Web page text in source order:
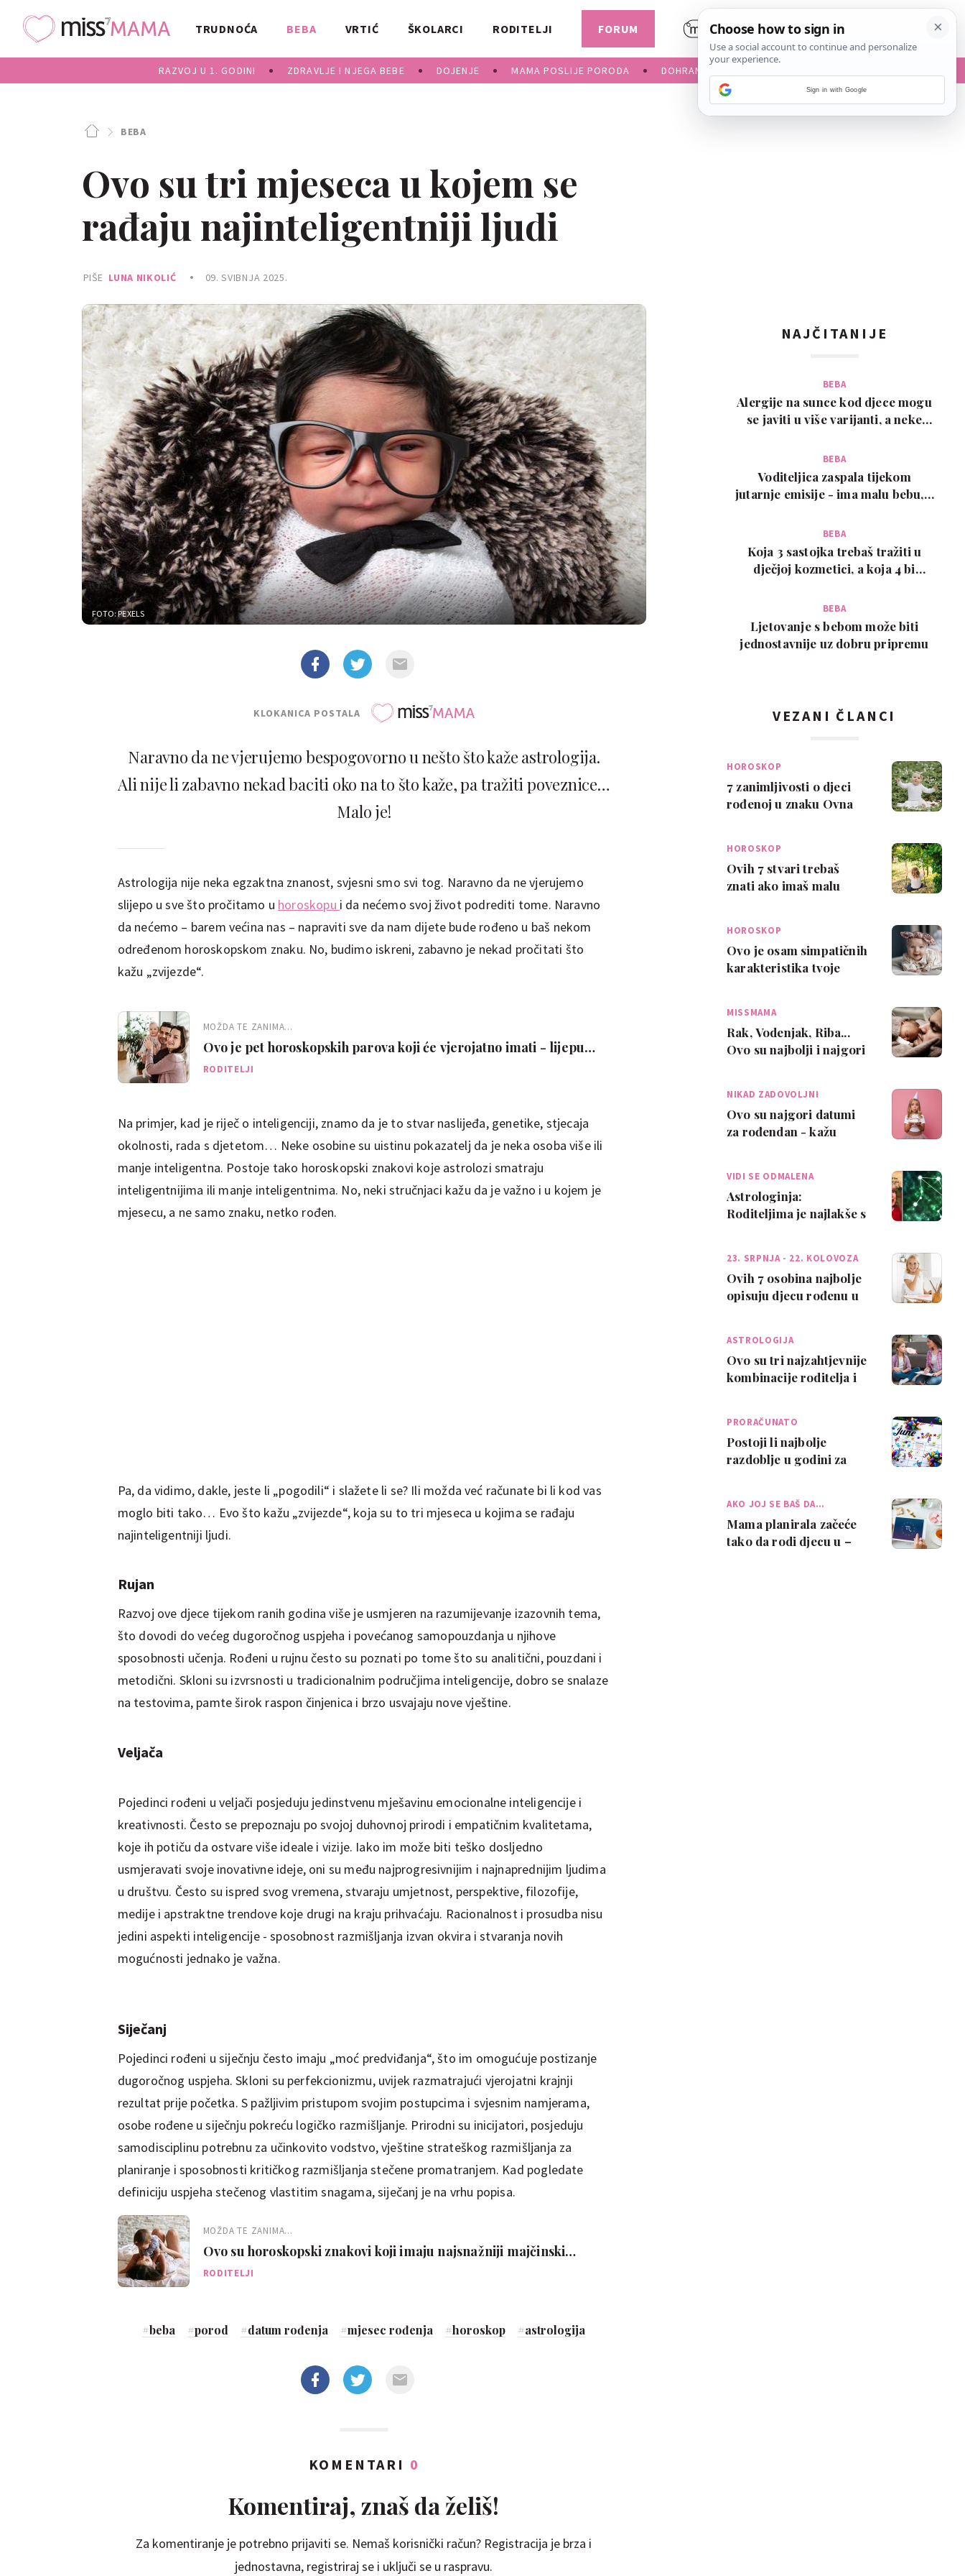
TRUDNOĆA BEBA
RAZVOJ U 1. GODINI ZDRAVLJE I NJEGA BEBE DOJENJE MAMA POSLIJE PORODA DOHRANA
VRTIĆ ŠKOLARCI RODITELJI FORUM
BEBA
Ovo su tri mjeseca u kojem se
rađaju najinteligentniji ljudi
PIŠE LUNA NIKOLIĆ 09. SVIBNJA 2025.
FOTO: PEXELS
KLOKANICA POSTALA
Naravno da ne vjerujemo bespogovorno u nešto što kaže astrologija.
Ali nije li zabavno nekad baciti oko na to što kaže, pa tražiti poveznice…
Malo je!
Astrologija nije neka egzaktna znanost, svjesni smo svi tog. Naravno da ne vjerujemo
slijepo u sve što pročitamo u horoskopu i da nećemo svoj život podrediti tome. Naravno
da nećemo – barem većina nas – napraviti sve da nam dijete bude rođeno u baš nekom
određenom horoskopskom znaku. No, budimo iskreni, zabavno je nekad pročitati što
kažu „zvijezde“.
MOŽDA TE ZANIMA...
Ovo je pet horoskopskih parova koji će vjerojatno imati - lijepu
djecu
RODITELJI
Na primjer, kad je riječ o inteligenciji, znamo da je to stvar naslijeđa, genetike, stjecaja
okolnosti, rada s djetetom… Neke osobine su uistinu pokazatelj da je neka osoba više ili
manje inteligentna. Postoje tako horoskopski znakovi koje astrolozi smatraju
inteligentnijima ili manje inteligentnima. No, neki stručnjaci kažu da je važno i u kojem je
mjesecu, a ne samo znaku, netko rođen.
Pa, da vidimo, dakle, jeste li „pogodili“ i slažete li se? Ili možda već računate bi li kod vas
moglo biti tako… Evo što kažu „zvijezde“, koja su to tri mjeseca u kojima se rađaju
najinteligentniji ljudi.
Rujan
Razvoj ove djece tijekom ranih godina više je usmjeren na razumijevanje izazovnih tema,
što dovodi do većeg dugoročnog uspjeha i povećanog samopouzdanja u njihove
sposobnosti učenja. Rođeni u rujnu često su poznati po tome što su analitični, pouzdani i
metodični. Skloni su izvrsnosti u tradicionalnim područjima inteligencije, dobro se snalaze
na testovima, pamte širok raspon činjenica i brzo usvajaju nove vještine.
Veljača
Pojedinci rođeni u veljači posjeduju jedinstvenu mješavinu emocionalne inteligencije i
kreativnosti. Često se prepoznaju po svojoj duhovnoj prirodi i empatičnim kvalitetama,
koje ih potiču da ostvare više ideale i vizije. Iako im može biti teško dosljedno
usmjeravati svoje inovativne ideje, oni su među najprogresivnijim i najnaprednijim ljudima
u društvu. Često su ispred svog vremena, stvaraju umjetnost, perspektive, filozofije,
medije i apstraktne trendove koje drugi na kraju prihvaćaju. Racionalnost i prosudba nisu
jedini aspekti inteligencije - sposobnost razmišljanja izvan okvira i stvaranja novih
mogućnosti jednako je važna.
Siječanj
Pojedinci rođeni u siječnju često imaju „moć predviđanja“, što im omogućuje postizanje
dugoročnog uspjeha. Skloni su perfekcionizmu, uvijek razmatrajući vjerojatni krajnji
rezultat prije početka. S pažljivim pristupom svojim postupcima i svjesnim namjerama,
osobe rođene u siječnju pokreću logičko razmišljanje. Prirodni su inicijatori, posjeduju
samodisciplinu potrebnu za učinkovito vodstvo, vještine strateškog razmišljanja za
planiranje i sposobnosti kritičkog razmišljanja stečene promatranjem. Kad pogledate
definiciju uspjeha stečenog vlastitim snagama, siječanj je na vrhu popisa.
MOŽDA TE ZANIMA...
Ovo su horoskopski znakovi koji imaju najsnažniji majčinski
instinkt
RODITELJI
#beba #porod #datum rođenja #mjesec rođenja #horoskop #astrologija
KOMENTARI 0
Komentiraj, znaš da želiš!
Za komentiranje je potrebno prijaviti se. Nemaš korisnički račun? Registracija je brza i
jednostavna, registriraj se i uključi se u raspravu.
NAJČITANIJE
BEBA
Alergije na sunce kod djece mogu
se javiti u više varijanti, a neke
BEBA
Voditeljica zaspala tijekom
jutarnje emisije - ima malu bebu, a
BEBA
Koja 3 sastojka trebaš tražiti u
dječjoj kozmetici, a koja 4 bi
BEBA
Ljetovanje s bebom može biti
jednostavnije uz dobru pripremu
VEZANI ČLANCI
HOROSKOP
7 zanimljivosti o djeci
rođenoj u znaku Ovna
HOROSKOP
Ovih 7 stvari trebaš
znati ako imaš malu
HOROSKOP
Ovo je osam simpatičnih
karakteristika tvoje
MISSMAMA
Rak, Vodenjak, Riba...
Ovo su najbolji i najgori
NIKAD ZADOVOLJNI
Ovo su najgori datumi
za rođendan - kažu
VIDI SE ODMALENA
Astrologinja:
Roditeljima je najlakše s
23. SRPNJA - 22. KOLOVOZA
Ovih 7 osobina najbolje
opisuju djecu rođenu u
ASTROLOGIJA
Ovo su tri najzahtjevnije
kombinacije roditelja i
PRORAČUNATO
Postoji li najbolje
razdoblje u godini za
AKO JOJ SE BAŠ DA…
Mama planirala začeće
tako da rodi djecu u –
Sign in with Google